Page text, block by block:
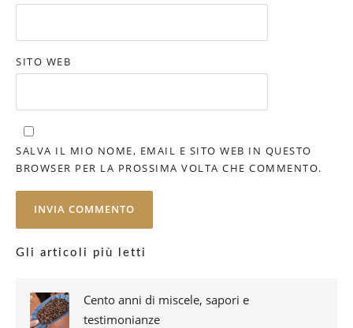
SITO WEB
SALVA IL MIO NOME, EMAIL E SITO WEB IN QUESTO
BROWSER PER LA PROSSIMA VOLTA CHE COMMENTO.
Gli articoli più letti
Cento anni di miscele, sapori e
testimonianze